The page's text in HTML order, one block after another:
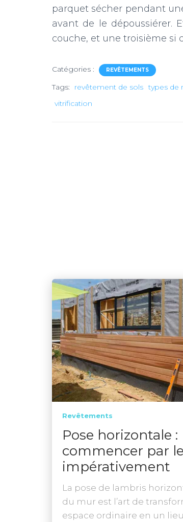
parquet sécher pendant
avant de le dépoussiérer.
couche, et une troisième si
Catégories : REVÊTEMENTS
Tags: revêtement de sols types de
vitrification
Revêtements
Pose horizontale :
commencer par
impérativement
La pose de lambris
du mur est l’art de
espace ordinaire en un